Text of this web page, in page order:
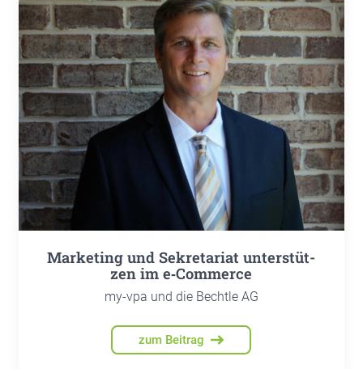
Mar­ke­ting und Sekre­ta­ri­at unter­stüt­
zen im e‑Commerce
my-vpa und die Bechtle AG
zum Beitrag